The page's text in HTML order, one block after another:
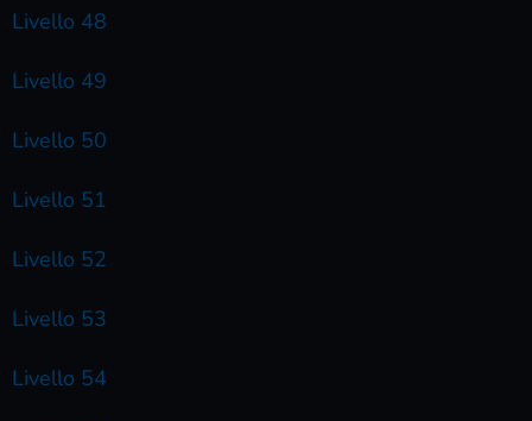
Livello 48
Livello 49
Livello 50
Livello 51
Livello 52
Livello 53
Livello 54